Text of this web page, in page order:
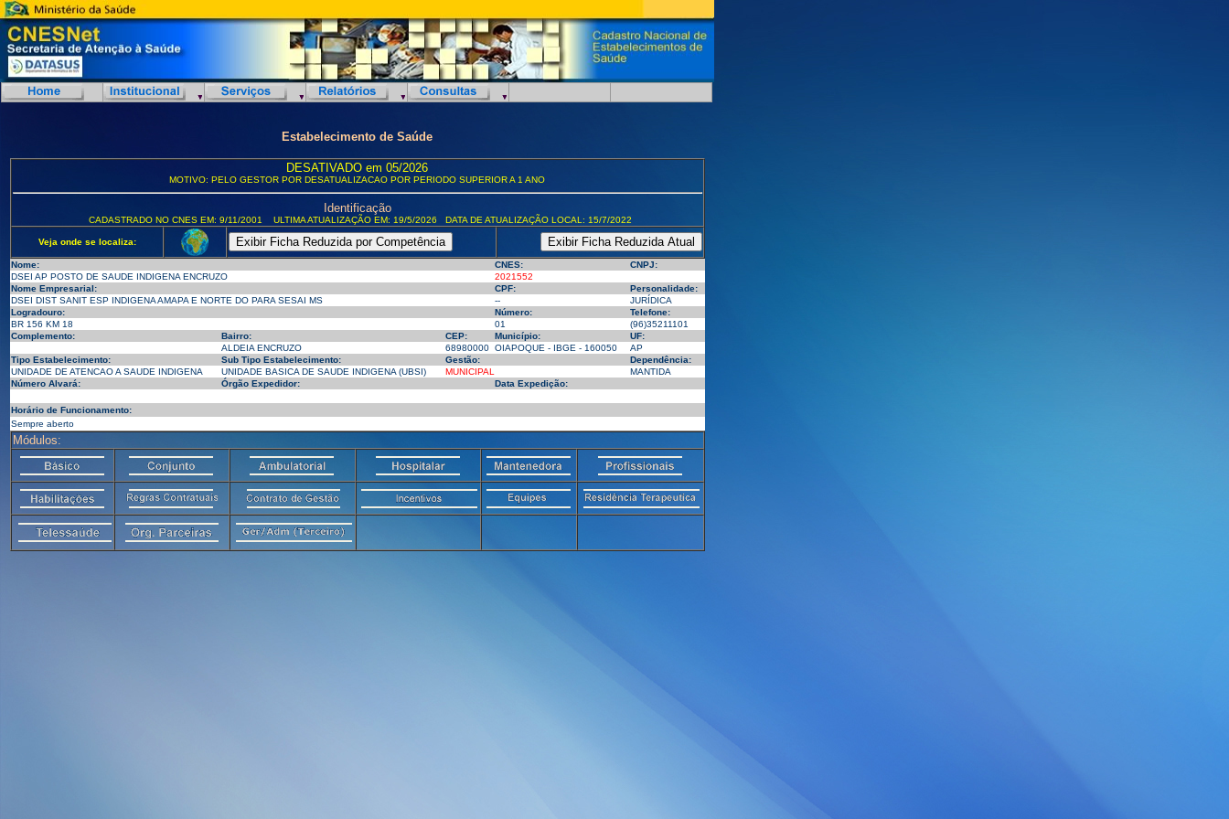
Estabelecimento de Saúde
DESATIVADO em 05/2026
MOTIVO: PELO GESTOR POR DESATUALIZACAO POR PERIODO SUPERIOR A 1 ANO
Identificação
CADASTRADO NO CNES EM: 9/11/2001 ULTIMA ATUALIZAÇÃO EM: 19/5/2026 DATA DE ATUALIZAÇÃO LOCAL: 15/7/2022
Veja onde se localiza:
Nome: CNES:
CNPJ:
DSEI AP POSTO DE SAUDE INDIGENA ENCRUZO
2021552
Nome Empresarial:
CPF:
Personalidade:
DSEI DIST SANIT ESP INDIGENA AMAPA E NORTE DO PARA SESAI MS
--
JURÍDICA
Logradouro:
Número:
Telefone:
BR 156 KM 18
01
(96)35211101
Complemento:
Bairro: CEP: Município:
UF:
ALDEIA ENCRUZO
68980000 OIAPOQUE - IBGE - 160050
AP
Tipo Estabelecimento:
Sub Tipo Estabelecimento: Gestão:
Dependência:
UNIDADE DE ATENCAO A SAUDE INDIGENA
UNIDADE BASICA DE SAUDE INDIGENA (UBSI) MUNICIPAL
MANTIDA
Número Alvará:
Órgão Expedidor: Data Expedição:
Horário de Funcionamento:
Sempre aberto
Módulos: